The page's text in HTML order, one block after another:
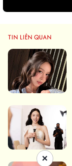
TIN LIÊN QUAN
×